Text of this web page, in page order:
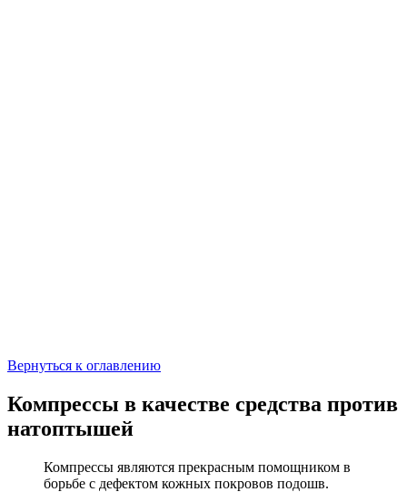
Вернуться к оглавлению
Компрессы в качестве средства против
натоптышей
Компрессы являются прекрасным помощником в
борьбе с дефектом кожных покровов подошв.